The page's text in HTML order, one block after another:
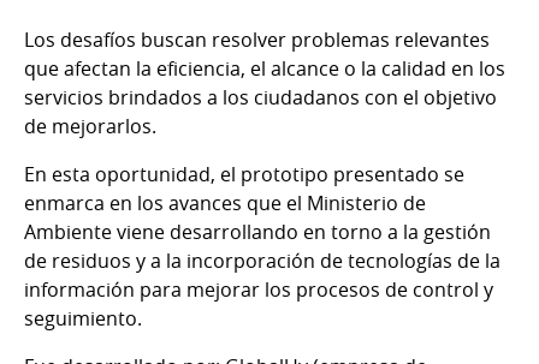
Los desafíos buscan resolver problemas relevantes
que afectan la eficiencia, el alcance o la calidad en los
servicios brindados a los ciudadanos con el objetivo
de mejorarlos.
En esta oportunidad, el prototipo presentado se
enmarca en los avances que el Ministerio de
Ambiente viene desarrollando en torno a la gestión
de residuos y a la incorporación de tecnologías de la
información para mejorar los procesos de control y
seguimiento.